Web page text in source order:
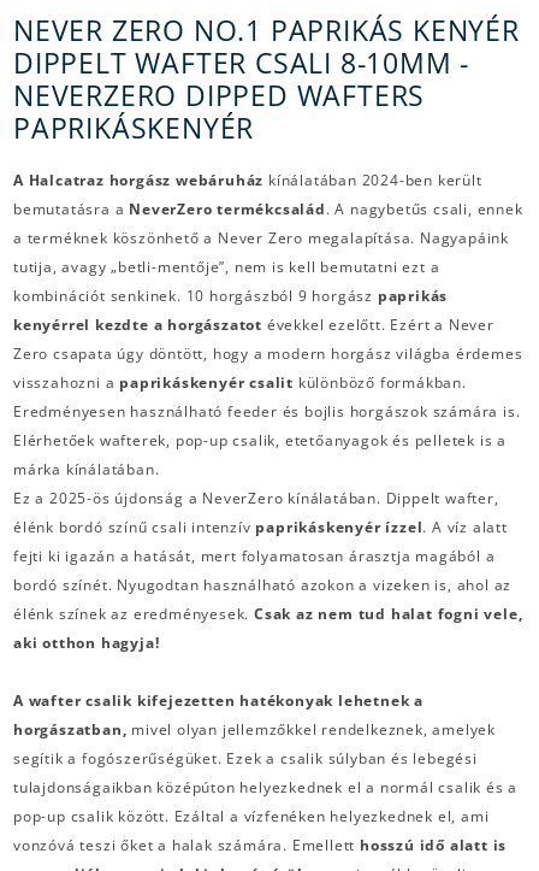
NEVER ZERO NO.1 PAPRIKÁS KENYÉR
DIPPELT WAFTER CSALI 8-10MM -
NEVERZERO DIPPED WAFTERS
PAPRIKÁSKENYÉR
A Halcatraz horgász webáruház kínálatában 2024-ben került
bemutatásra a NeverZerotermékcsalád. A nagybetűs csali, ennek
a terméknek köszönhető a Never Zero megalapítása. Nagyapáink
tutija, avagy „betli-mentője”, nem is kell bemutatni ezt a
kombinációt senkinek. 10 horgászból 9 horgász paprikás
kenyérrel kezdte a horgászatot évekkel ezelőtt. Ezért a Never
Zero csapata úgy döntött, hogy a modern horgász világba érdemes
visszahozni a paprikáskenyércsalit különböző formákban.
Eredményesen használható feeder és bojlis horgászok számára is.
Elérhetőek wafterek, pop-up csalik, etetőanyagok és pelletek is a
márka kínálatában.
Ez a 2025-ös újdonság a NeverZero kínálatában. Dippelt wafter,
élénk bordó színű csali intenzív paprikáskenyér ízzel. A víz alatt
fejti ki igazán a hatását, mert folyamatosan árasztja magából a
bordó színét. Nyugodtan használható azokon a vizeken is, ahol az
élénk színek az eredményesek.Csak az nem tud halat fogni vele,
aki otthon hagyja!
A wafter csalik kifejezetten hatékonyak lehetnek a
horgászatban, mivel olyan jellemzőkkel rendelkeznek, amelyek
segítik a fogószerűségüket. Ezek a csalik súlyban és lebegési
tulajdonságaikban középúton helyezkednek el a normál csalik és a
pop-up csalik között. Ezáltal a vízfenéken helyezkednek el, ami
vonzóvá teszi őket a halak számára. Emellett hosszú idő alatt is